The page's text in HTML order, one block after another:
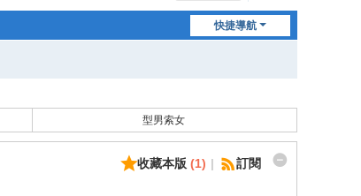
快捷導航
型男索女
收藏本版 (1) | 訂閱